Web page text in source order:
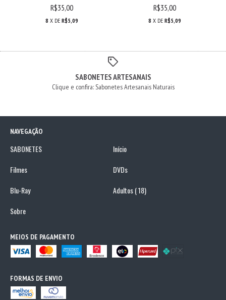
R$35,00
8 X DE R$5,09
R$35,00
8 X DE R$5,09
SABONETES ARTESANAIS
Clique e confira: Sabonetes Artesanais Naturais
NAVEGAÇÃO
SABONETES
Início
Filmes
DVDs
Blu-Ray
Adultos ( 18)
Sobre
MEIOS DE PAGAMENTO
FORMAS DE ENVIO